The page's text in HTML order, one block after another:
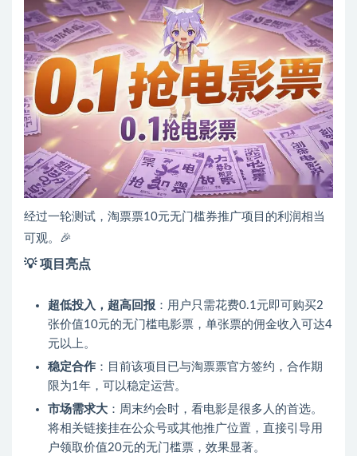
经过一轮测试，淘票票10元无门槛券推广项目的利润相当
可观。🎉
💡项目亮点
超低投入，超高回报 ：用户只需花费0.1元即可购买2
张价值10元的无门槛电影票，单张票的佣金收入可达4
元以上。
稳定合作 ：目前该项目已与淘票票官方签约，合作期
限为1年，可以稳定运营。
市场需求大 ：周末约会时，看电影是很多人的首选。
将相关链接挂在公众号或其他推广位置，直接引导用
户领取价值20元的无门槛票，效果显著。